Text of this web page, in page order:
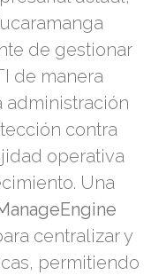
de gestionar
de manera
administración
contra
operativa
Una
centralizar y
permitiendo